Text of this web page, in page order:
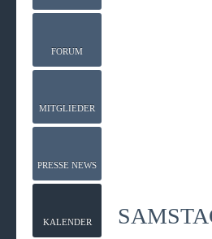
FORUM
MITGLIEDER
PRESSE NEWS
KALENDER